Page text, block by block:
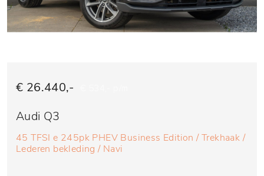
€ 26.440,-
Audi Q3
45 TFSI e 245pk PHEV Business Edition / Trekhaak /
Lederen bekleding / Navi